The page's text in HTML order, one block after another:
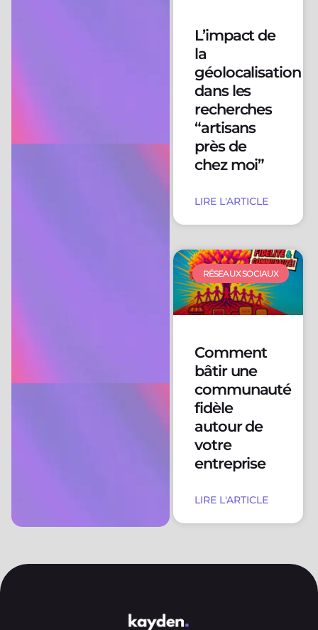
L’impact de
la
géolocalisation
dans les
recherches
“artisans
près de
chez moi”
LIRE L'ARTICLE
RÉSEAUX SOCIAUX
Comment
bâtir une
communauté
fidèle
autour de
votre
entreprise
LIRE L'ARTICLE